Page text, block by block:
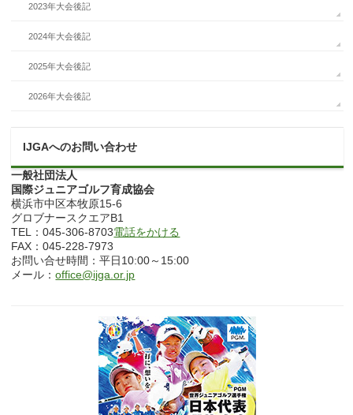
2023年大会後記
2024年大会後記
2025年大会後記
2026年大会後記
IJGAへのお問い合わせ
一般社団法人
国際ジュニアゴルフ育成協会
横浜市中区本牧原15-6
グロブナースクエアB1
TEL：045-306-8703電話をかける
FAX：045-228-7973
お問い合せ時間：平日10:00～15:00
メール：office@ijga.or.jp